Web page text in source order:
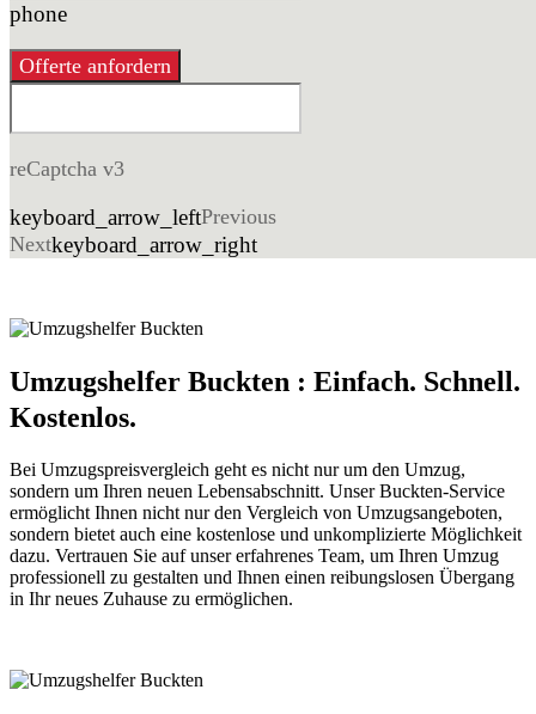
phone
Offerte anfordern
reCaptcha v3
keyboard_arrow_leftPrevious
Nextkeyboard_arrow_right
Umzugshelfer Buckten : Einfach. Schnell.
Kostenlos.
Bei Umzugspreisvergleich geht es nicht nur um den Umzug,
sondern um Ihren neuen Lebensabschnitt. Unser Buckten-Service
ermöglicht Ihnen nicht nur den Vergleich von Umzugsangeboten,
sondern bietet auch eine kostenlose und unkomplizierte Möglichkeit
dazu. Vertrauen Sie auf unser erfahrenes Team, um Ihren Umzug
professionell zu gestalten und Ihnen einen reibungslosen Übergang
in Ihr neues Zuhause zu ermöglichen.